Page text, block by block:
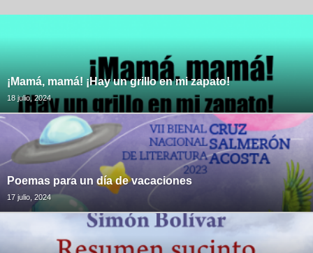
¡Mamá, mamá! ¡Hay un grillo en mi zapato!
18 julio, 2024
Poemas para un día de vacaciones
17 julio, 2024